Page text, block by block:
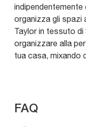
organizza gli spazi
Taylor in tessuto
organizzare alla
tua casa, mixando
FAQ